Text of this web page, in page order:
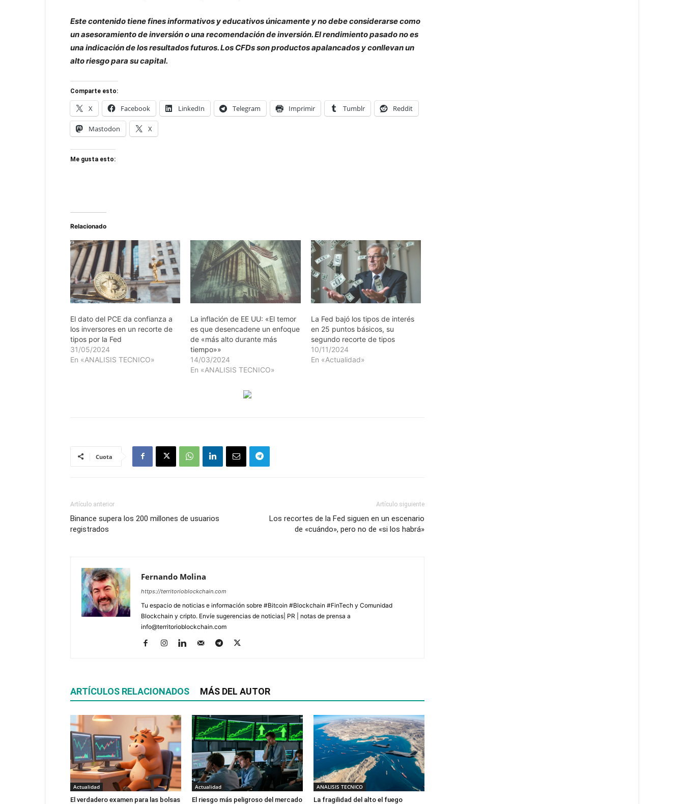
Este contenido tiene fines informativos y educativos únicamente y no debe considerarse como
un asesoramiento de inversión o una recomendación de inversión. El rendimiento pasado no es
una indicación de los resultados futuros. Los CFDs son productos apalancados y conllevan un
alto riesgo para su capital.
Comparte esto:
X Facebook LinkedIn Telegram Imprimir Tumblr Reddit
Mastodon X
Me gusta esto:
Relacionado
El dato del PCE da confianza a
los inversores en un recorte de
tipos por la Fed
31/05/2024
En «ANALISIS TECNICO»
La inflación de EE UU: «El temor
es que desencadene un enfoque
de «más alto durante más
tiempo»»
14/03/2024
En «ANALISIS TECNICO»
La Fed bajó los tipos de interés
en 25 puntos básicos, su
segundo recorte de tipos
10/11/2024
En «Actualidad»
Cuota
Artículo anterior
Binance supera los 200 millones de usuarios
registrados
Artículo siguiente
Los recortes de la Fed siguen en un escenario
de «cuándo», pero no de «si los habrá»
Fernando Molina
https://territorioblockchain.com
Tu espacio de noticias e información sobre #Bitcoin #Blockchain #FinTech y Comunidad
Blockchain y cripto. Envíe sugerencias de noticias| PR | notas de prensa a
info@territorioblockchain.com
ARTÍCULOS RELACIONADOS MÁS DEL AUTOR
Actualidad
El verdadero examen para las bolsas
Actualidad
El riesgo más peligroso del mercado
ANALISIS TECNICO
La fragilidad del alto el fuego